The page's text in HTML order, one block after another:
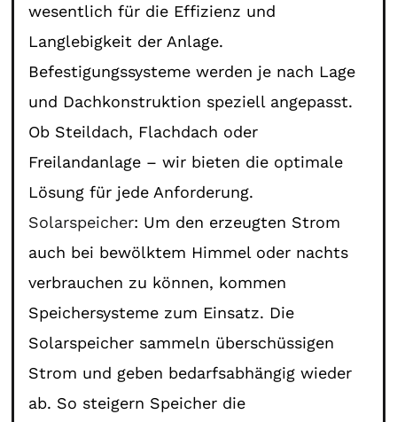
wesentlich für die Effizienz und
Langlebigkeit der Anlage.
Befestigungssysteme werden je nach Lage
und Dachkonstruktion speziell angepasst.
Ob Steildach, Flachdach oder
Freilandanlage – wir bieten die optimale
Lösung für jede Anforderung.
Solarspeicher: Um den erzeugten Strom
auch bei bewölktem Himmel oder nachts
verbrauchen zu können, kommen
Speichersysteme zum Einsatz. Die
Solarspeicher sammeln überschüssigen
Strom und geben bedarfsabhängig wieder
ab. So steigern Speicher die